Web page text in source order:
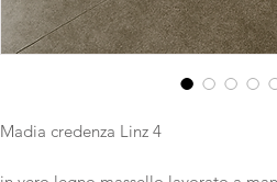
Madia credenza Linz 4